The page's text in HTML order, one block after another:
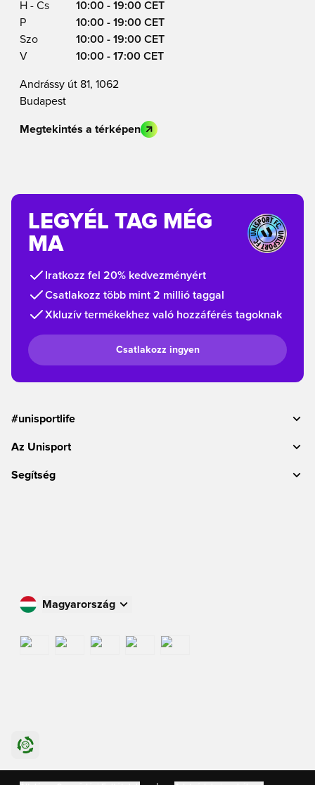
H - Cs
10:00 - 19:00 CET
P
10:00 - 19:00 CET
Szo
10:00 - 19:00 CET
V
10:00 - 17:00 CET
Andrássy út 81, 1062
Budapest
Megtekintés a térképen
LEGYÉL TAG MÉG
MA
Iratkozz fel 20% kedvezményért
Csatlakozz több mint 2 millió taggal
Xkluzív termékekhez való hozzáférés tagoknak
Csatlakozz ingyen
#unisportlife
Az Unisport
Segítség
Magyarország
International